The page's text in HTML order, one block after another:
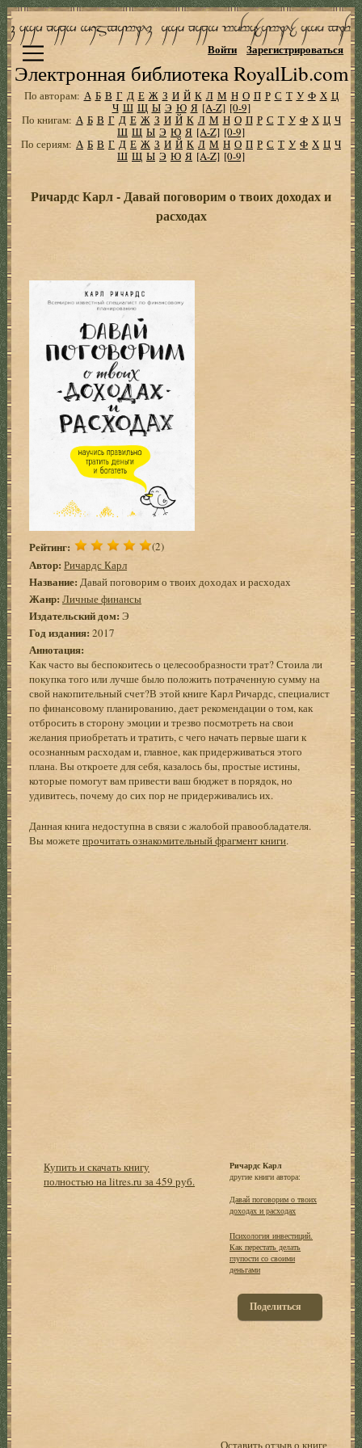
Электронная библиотека RoyalLib.com
Войти Зарегистрироваться
По авторам: А Б В Г Д Е Ж З И Й К Л М Н О П Р С Т У Ф Х Ц
Ч Ш Щ Ы Э Ю Я [A-Z] [0-9]
По книгам: А Б В Г Д Е Ж З И Й К Л М Н О П Р С Т У Ф Х Ц Ч
Ш Щ Ы Э Ю Я [A-Z] [0-9]
По сериям: А Б В Г Д Е Ж З И Й К Л М Н О П Р С Т У Ф Х Ц Ч
Ш Щ Ы Э Ю Я [A-Z] [0-9]
Ричардс Карл - Давай поговорим о твоих доходах и
расходах
Рейтинг: (2)
Автор: Ричардс Карл
Название: Давай поговорим о твоих доходах и расходах
Жанр: Личные финансы
Издательский дом: Э
Год издания: 2017
Аннотация:
Как часто вы беспокоитесь о целесообразности трат? Стоила ли
покупка того или лучше было положить потраченную сумму на
свой накопительный счет?В этой книге Карл Ричардс, специалист
по финансовому планированию, дает рекомендации о том, как
отбросить в сторону эмоции и трезво посмотреть на свои
желания приобретать и тратить, с чего начать первые шаги к
осознанным расходам и, главное, как придерживаться этого
плана. Вы откроете для себя, казалось бы, простые истины,
которые помогут вам привести ваш бюджет в порядок, но
удивитесь, почему до сих пор не придерживались их.
Данная книга недоступна в связи с жалобой правообладателя.
Вы можетепрочитать ознакомительный фрагмент книги.
Купить и скачать книгу
полностью на litres.ru за 459 руб.
Ричардс Карл
другие книги автора:
Давай поговорим о твоих
доходах и расходах
Психология инвестиций.
Как перестать делать
глупости со своими
деньгами
Поделиться
Оставить отзыв о книге